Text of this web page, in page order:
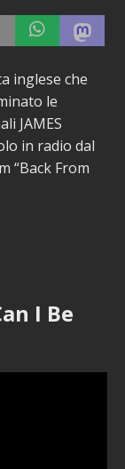
inglese che
le
JAMES
in radio dal
“Back From
I Be